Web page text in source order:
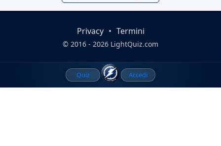
Privacy • Termini
© 2016 - 2026 LightQuiz.com
Quiz Accedi